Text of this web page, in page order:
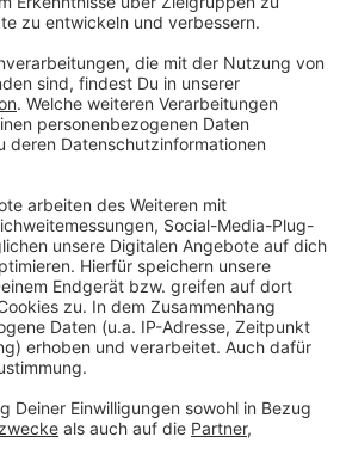
einer Oberleitung abgeschaltet
Feuer unter Kontrolle sei.
Autobahnen rund um Leverkusen
eingestellt und Busse fuhren
umgeleitet. Mittlerweile läuft der
an die Unglücksstelle
der Leverkusener
direkt nach der Explosion alle
worden. Die Mitarbeiter